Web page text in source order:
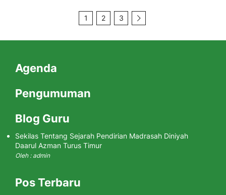
1 2 3
Agenda
Pengumuman
Blog Guru
Sekilas Tentang Sejarah Pendirian Madrasah Diniyah
Daarul Azman Turus Timur
Oleh : admin
Pos Terbaru